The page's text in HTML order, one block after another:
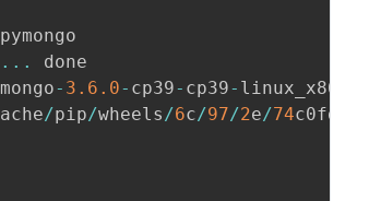
pymongo
...
done
- 3.6 .0- cp39- cp39- linux_x86_64
/pip/wheels /6c/97/2e/74